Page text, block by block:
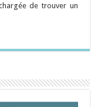
de trouver un